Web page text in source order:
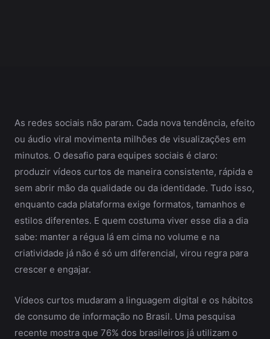
As redes sociais não param. Cada nova tendência, efeito
ou áudio viral movimenta milhões de visualizações em
minutos. O desafio para equipes sociais é claro:
produzir vídeos curtos de maneira consistente, rápida e
sem abrir mão da qualidade ou da identidade. Tudo isso,
enquanto cada plataforma exige formatos, tamanhos e
estilos diferentes. E quem costuma viver esse dia a dia
sabe: manter a régua lá em cima no volume e na
criatividade já não é só um diferencial, virou regra para
crescer e engajar.
Vídeos curtos mudaram a linguagem digital e os hábitos
de consumo de informação no Brasil. Uma pesquisa
recente mostra que 76% dos brasileiros já utilizam o